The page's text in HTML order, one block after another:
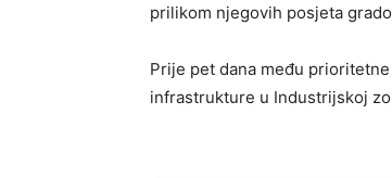
prilikom njegovih posjeta
Prije pet dana među
infrastrukture u Industrijskoj